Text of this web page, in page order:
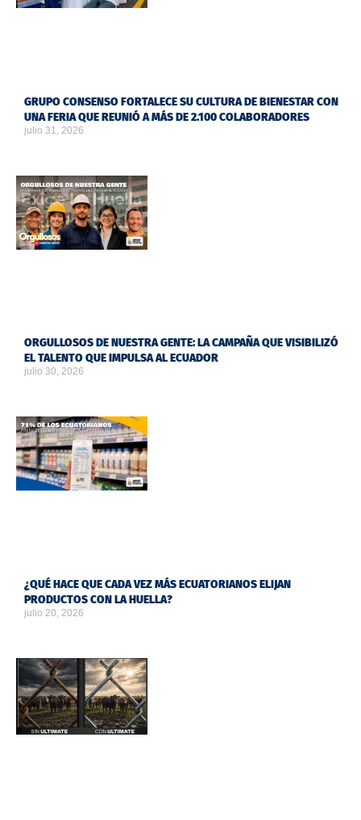
GRUPO CONSENSO FORTALECE SU CULTURA DE BIENESTAR CON
UNA FERIA QUE REUNIÓ A MÁS DE 2.100 COLABORADORES
julio 31, 2026
ORGULLOSOS DE NUESTRA GENTE: LA CAMPAÑA QUE VISIBILIZÓ
EL TALENTO QUE IMPULSA AL ECUADOR
julio 30, 2026
¿QUÉ HACE QUE CADA VEZ MÁS ECUATORIANOS ELIJAN
PRODUCTOS CON LA HUELLA?
julio 20, 2026